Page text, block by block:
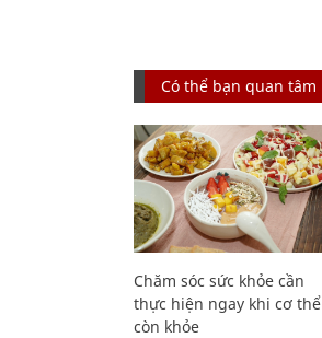
Có thể bạn quan tâm
Chăm sóc sức khỏe cần
thực hiện ngay khi cơ thể
còn khỏe